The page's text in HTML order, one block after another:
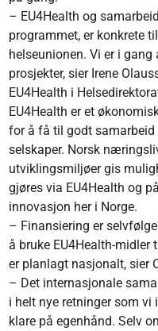
– EU4Health og
programmet, er konkrete
helseunionen. Vi er i
prosjekter, sier Irene
EU4Health i
EU4Health er et
for å få til godt
selskaper. Norsk
utviklingsmiljøer gis
gjøres via EU4Health og
innovasjon her i Norge.
– Finansiering er
å bruke EU4Health-
er planlagt nasjonalt, sier
– Det internasjonale
i helt nye retninger som vi
klare på egenhånd. Selv